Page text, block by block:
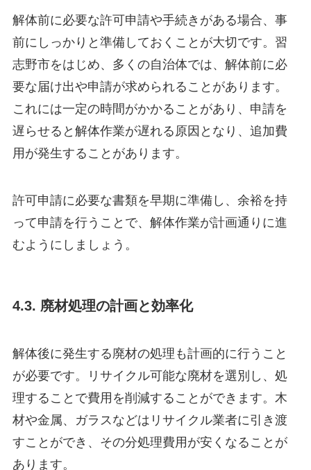
解体前に必要な許可申請や手続きがある場合、事
前にしっかりと準備しておくことが大切です。習
志野市をはじめ、多くの自治体では、解体前に必
要な届け出や申請が求められることがあります。
これには一定の時間がかかることがあり、申請を
遅らせると解体作業が遅れる原因となり、追加費
用が発生することがあります。
許可申請に必要な書類を早期に準備し、余裕を持
って申請を行うことで、解体作業が計画通りに進
むようにしましょう。
4.3. 廃材処理の計画と効率化
解体後に発生する廃材の処理も計画的に行うこと
が必要です。リサイクル可能な廃材を選別し、処
理することで費用を削減することができます。木
材や金属、ガラスなどはリサイクル業者に引き渡
すことができ、その分処理費用が安くなることが
あります。